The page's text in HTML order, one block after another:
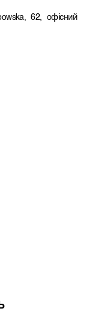
62, офісний